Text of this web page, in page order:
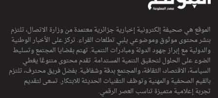
الموقع هي صحيفة إلكترونية إخبارية جزائرية معتمدة من وزارة الاتصال، تلتزم
بنشر محتوى موثوق وموضوعي يلبي تطلعات القراء. تركز على الأخبار الوطنية
والدولية مع إبراز جهود الدولة ومبادرات التنمية. تهتم بقضايا المجتمع وتسليط
الضوء على الحلول لتحقيق التنمية المستدامة. تقدم محتوى متنوعًا يغطي
السياسة، الاقتصاد، الثقافة، والمجتمع بدقة وشفافية. بفضل فريق محترف، تلتزم
بالقيم الصحفية والمهنية وتوظف التقنيات الحديثة للابتكار. تسعى لتقديم
تجربة إعلامية متميزة تناسب العصر الرقمي.